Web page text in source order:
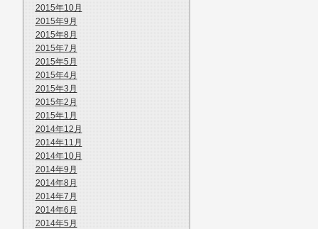
2015年10月
2015年9月
2015年8月
2015年7月
2015年5月
2015年4月
2015年3月
2015年2月
2015年1月
2014年12月
2014年11月
2014年10月
2014年9月
2014年8月
2014年7月
2014年6月
2014年5月